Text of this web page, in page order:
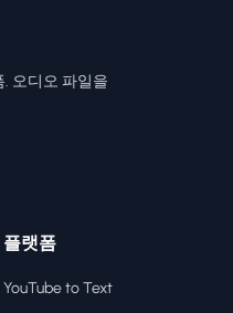
오디오 파일을
플랫폼
YouTube to Text